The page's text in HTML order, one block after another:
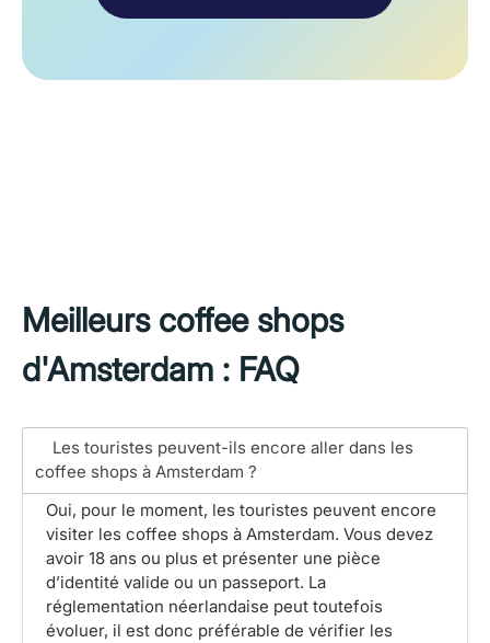
Meilleurs coffee shops
d'Amsterdam : FAQ
Les touristes peuvent-ils encore aller dans les
coffee shops à Amsterdam ?
Oui, pour le moment, les touristes peuvent encore
visiter les coffee shops à Amsterdam. Vous devez
avoir 18 ans ou plus et présenter une pièce
d’identité valide ou un passeport. La
réglementation néerlandaise peut toutefois
évoluer, il est donc préférable de vérifier les